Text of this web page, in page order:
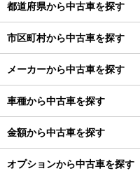
都道府県から中古車を探す
市区町村から中古車を探す
メーカーから中古車を探す
車種から中古車を探す
金額から中古車を探す
オプションから中古車を探す